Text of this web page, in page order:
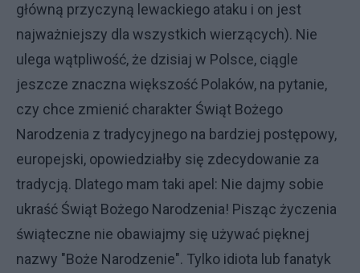
główną przyczyną lewackiego ataku i on jest
najważniejszy dla wszystkich wierzących). Nie
ulega wątpliwość, że dzisiaj w Polsce, ciągle
jeszcze znaczna większość Polaków, na pytanie,
czy chce zmienić charakter Świąt Bożego
Narodzenia z tradycyjnego na bardziej postępowy,
europejski, opowiedziałby się zdecydowanie za
tradycją. Dlatego mam taki apel: Nie dajmy sobie
ukraść Świąt Bożego Narodzenia! Pisząc życzenia
świąteczne nie obawiajmy się używać pięknej
nazwy "Boże Narodzenie". Tylko idiota lub fanatyk